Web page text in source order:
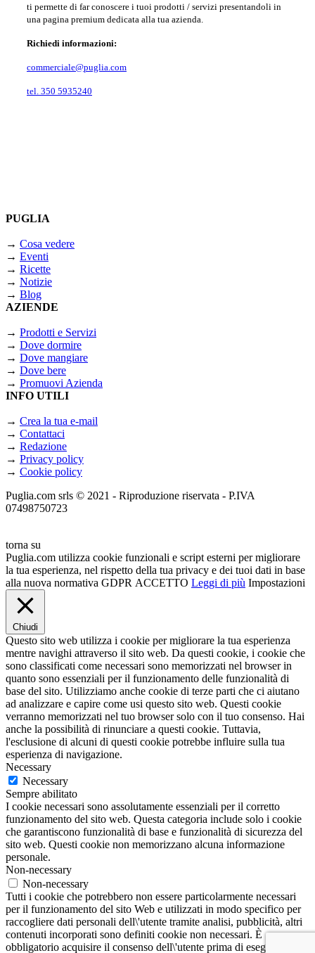
ti permette di far conoscere i tuoi prodotti / servizi presentandoli in
una pagina premium dedicata alla tua azienda.
Richiedi informazioni:
commerciale@puglia.com
tel. 350 5935240
PUGLIA
→ Cosa vedere
→ Eventi
→ Ricette
→ Notizie
→ Blog
AZIENDE
→ Prodotti e Servizi
→ Dove dormire
→ Dove mangiare
→ Dove bere
→ Promuovi Azienda
INFO UTILI
→ Crea la tua e-mail
→ Contattaci
→ Redazione
→ Privacy policy
→ Cookie policy
Puglia.com srls © 2021 - Riproduzione riservata - P.IVA
07498750723
torna su
Puglia.com utilizza cookie funzionali e script esterni per migliorare
la tua esperienza, nel rispetto della tua privacy e dei tuoi dati in base
alla nuova normativa GDPR ACCETTO Leggi di più Impostazioni
Chiudi
Questo sito web utilizza i cookie per migliorare la tua esperienza
mentre navighi attraverso il sito web. Da questi cookie, i cookie che
sono classificati come necessari sono memorizzati nel browser in
quanto sono essenziali per il funzionamento delle funzionalità di
base del sito. Utilizziamo anche cookie di terze parti che ci aiutano
ad analizzare e capire come usi questo sito web. Questi cookie
verranno memorizzati nel tuo browser solo con il tuo consenso. Hai
anche la possibilità di rinunciare a questi cookie. Tuttavia,
l'esclusione di alcuni di questi cookie potrebbe influire sulla tua
esperienza di navigazione.
Necessary
Necessary
Sempre abilitato
I cookie necessari sono assolutamente essenziali per il corretto
funzionamento del sito web. Questa categoria include solo i cookie
che garantiscono funzionalità di base e funzionalità di sicurezza del
sito web. Questi cookie non memorizzano alcuna informazione
personale.
Non-necessary
Non-necessary
Tutti i cookie che potrebbero non essere particolarmente necessari
per il funzionamento del sito Web e utilizzati in modo specifico per
raccogliere dati personali dell\'utente tramite analisi, pubblicità, altri
contenuti incorporati sono definiti cookie non necessari. È
obbligatorio acquisire il consenso dell\'utente prima di eseguire